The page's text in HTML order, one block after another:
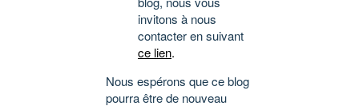
invitons à nous
contacter en suivant
ce lien.
Nous espérons que ce blog
pourra être de nouveau